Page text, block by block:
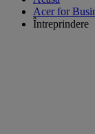
Acer for
Întreprindere